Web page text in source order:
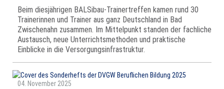
Beim diesjährigen BALSibau-Trainertreffen kamen rund 30
Trainerinnen und Trainer aus ganz Deutschland in Bad
Zwischenahn zusammen. Im Mittelpunkt standen der fachliche
Austausch, neue Unterrichtsmethoden und praktische
Einblicke in die Versorgungsinfrastruktur.
04. November 2025